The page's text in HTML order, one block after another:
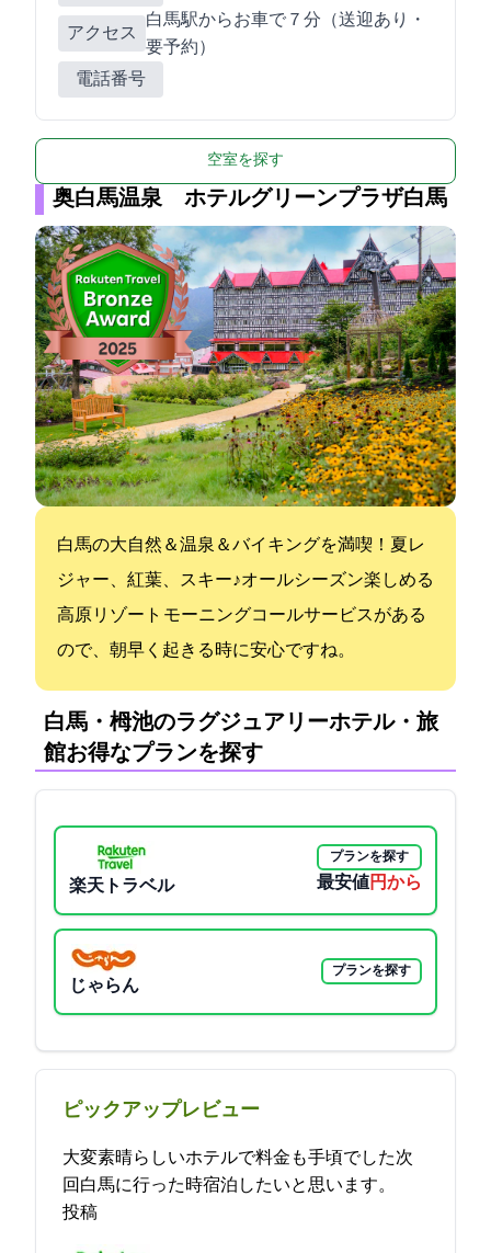
アクセス
白馬駅からお車で７分（送迎あり・
要予約）
電話番号
空室を探す
奥白馬温泉 ホテルグリーンプラザ白馬
白馬の大自然＆温泉＆バイキングを満喫！夏レ
ジャー、紅葉、スキー♪オールシーズン楽しめる
高原リゾート モーニングコールサービスがある
ので、朝早く起きる時に安心ですね。
白馬・栂池のラグジュアリーホテル・旅
館:お得なプランを探す
楽天トラベル
プランを探す
最安値3800円から
じゃらん
プランを探す
ピックアップレビュー
大変素晴らしいホテルで料金も手頃でした次
回白馬に行った時宿泊したいと思います。 2021-10-17 16:03:22
投稿